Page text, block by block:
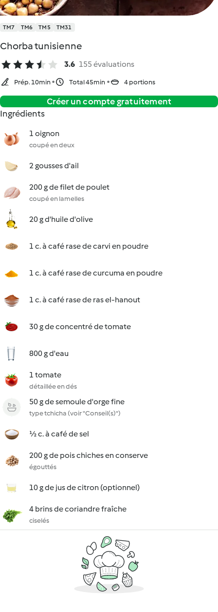
TM7 TM6 TM5 TM31
Chorba tunisienne
3.6 155 évaluations
Prép. 10min Total 45min 4 portions
Créer un compte gratuitement
Ingrédients
1 oignon
coupé en deux
2 gousses d'ail
200 g de filet de poulet
coupé en lamelles
20 g d'huile d'olive
1 c. à café rase de carvi en poudre
1 c. à café rase de curcuma en poudre
1 c. à café rase de ras el-hanout
30 g de concentré de tomate
800 g d'eau
1 tomate
détaillée en dés
50 g de semoule d'orge fine
type tchicha (voir "Conseil(s)")
½ c. à café de sel
200 g de pois chiches en conserve
égouttés
10 g de jus de citron (optionnel)
4 brins de coriandre fraîche
ciselés